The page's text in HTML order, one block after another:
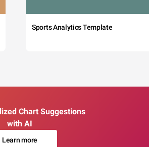
Sports Analytics Template
Chart Suggestions
with AI
Learn more